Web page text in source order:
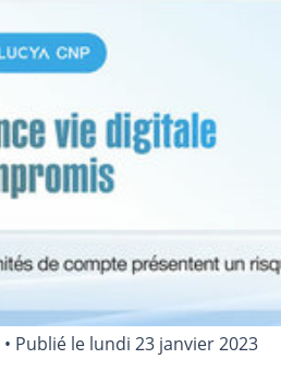
• Publié le lundi 23 janvier 2023